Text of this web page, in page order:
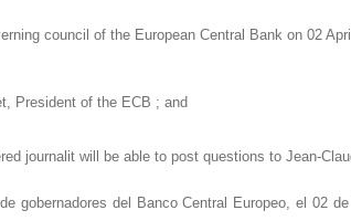
council of the European Central Bank on 02
President of the ECB ; and
journalit will be able to post questions to Jean-
gobernadores del Banco Central Europeo, el 02